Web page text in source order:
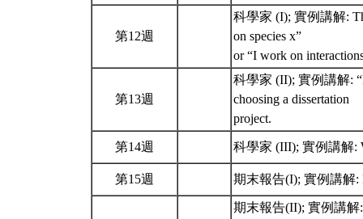
第12週
科學家 (I); 實例講解:
on species x”
or “I work on
第13週
科學家 (II); 實例講解:
choosing a dissertation
project.
第14週 科學家 (III); 實例講解:
第15週 期末報告(I); 實例講解:
期末報告(II); 實例講解: